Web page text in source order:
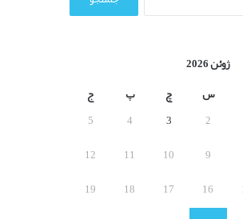
ژوئن 2026
س چ پ
ج
2
3
4
5
9
10
11
12
16
17
18
19